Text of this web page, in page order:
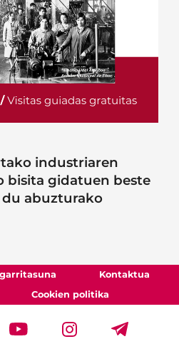
industriaren
bisita gidatuen beste
abuzturako
Kontaktua
Cookien politika